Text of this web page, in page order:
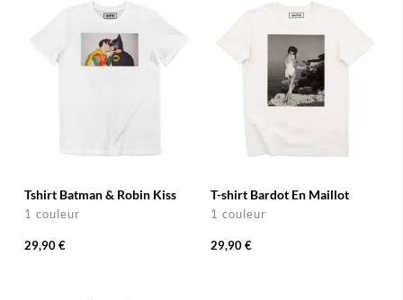
Tshirt Batman & Robin Kiss
1 couleur
29,90 €
T-shirt Bardot En Maillot
1 couleur
29,90 €